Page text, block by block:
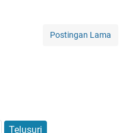
Postingan Lama